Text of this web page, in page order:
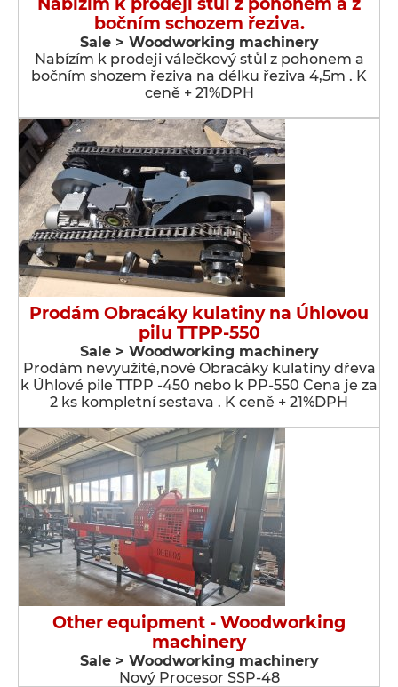
bočním schozem řeziva.
Sale > Woodworking machinery
Nabízím k prodeji válečkový stůl z pohonem a
bočním shozem řeziva na délku řeziva 4,5m . K
ceně + 21%DPH
Prodám Obracáky kulatiny na Úhlovou
pilu TTPP-550
Sale > Woodworking machinery
Prodám nevyužité,nové Obracáky kulatiny dřeva
k Úhlové pile TTPP -450 nebo k PP-550 Cena je za
2 ks kompletní sestava . K ceně + 21%DPH
Other equipment - Woodworking
machinery
Sale > Woodworking machinery
Nový Procesor SSP-48